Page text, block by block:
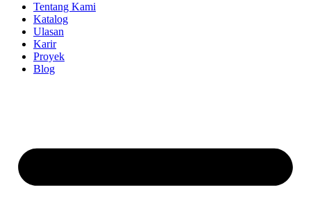
Tentang Kami
Katalog
Ulasan
Karir
Proyek
Blog